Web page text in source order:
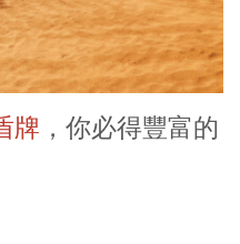
牌 ，你必得豐富的